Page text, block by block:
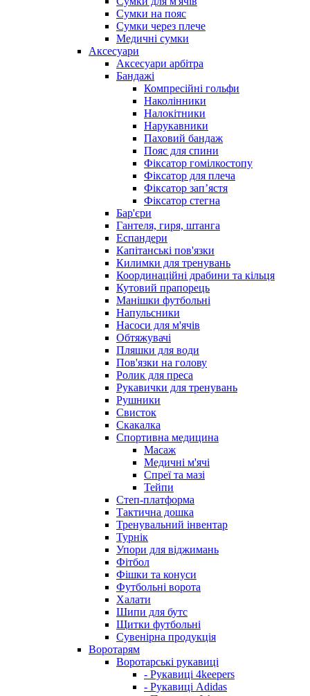
Сумки на пояс
Сумки через плече
Медичні сумки
Аксесуари
Аксесуари арбітра
Бандажі
Компресійні гольфи
Наколінники
Налокітники
Нарукавники
Паховий бандаж
Пояс для спини
Фіксатор гомілкостопу
Фіксатор для плеча
Фіксатор запʼястя
Фіксатор стегна
Бар'єри
Гантеля, гиря, штанга
Еспандери
Капітанські пов'язки
Килимки для тренувань
Координаційні драбини та кільця
Кутовий прапорець
Манішки футбольні
Напульсники
Насоси для м'ячів
Обтяжувачі
Пляшки для води
Пов'язки на голову
Ролик для преса
Рукавички для тренувань
Рушники
Свисток
Скакалка
Спортивна медицина
Масаж
Медичні м'ячі
Спреї та мазі
Тейпи
Степ-платформа
Тактична дошка
Тренувальний інвентар
Турнік
Упори для віджимань
Фітбол
Фішки та конуси
Футбольні ворота
Халати
Шипи для бутс
Щитки футбольні
Сувенірна продукція
Воротарям
Воротарські рукавиці
- Рукавиці 4keepers
- Рукавиці Adidas